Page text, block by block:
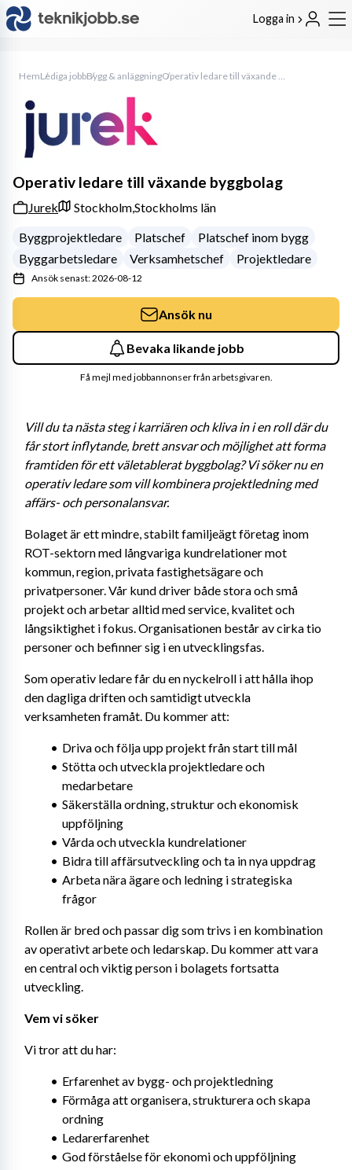
Logga in
HemLediga jobbBygg & anläggning Operativ ledare till växande byggbolag
Vill du ta nästa steg i karriären och kliva in i en roll där du
får stort inflytande, brett ansvar och möjlighet att forma
framtiden för ett väletablerat byggbolag? Vi söker nu en
operativ ledare som vill kombinera projektledning med
affärs- och personalansvar.
Bolaget är ett mindre, stabilt familjeägt företag inom
ROT-sektorn med långvariga kundrelationer mot
kommun, region, privata fastighetsägare och
privatpersoner. Vår kund driver både stora och små
projekt och arbetar alltid med service, kvalitet och
långsiktighet i fokus. Organisationen består av cirka tio
personer och befinner sig i en utvecklingsfas.
Som operativ ledare får du en nyckelroll i att hålla ihop
den dagliga driften och samtidigt utveckla
verksamheten framåt. Du kommer att:
Driva och följa upp projekt från start till mål
Stötta och utveckla projektledare och
medarbetare
Säkerställa ordning, struktur och ekonomisk
uppföljning
Vårda och utveckla kundrelationer
Bidra till affärsutveckling och ta in nya uppdrag
Arbeta nära ägare och ledning i strategiska
frågor
Rollen är bred och passar dig som trivs i en kombination
av operativt arbete och ledarskap. Du kommer att vara
en central och viktig person i bolagets fortsatta
utveckling.
Vem vi söker
Vi tror att du har:
Erfarenhet av bygg- och projektledning
Förmåga att organisera, strukturera och skapa
ordning
Ledarerfarenhet
God förståelse för ekonomi och uppföljning
Operativ ledare till växande byggbolag
Jurek Stockholm,Stockholms län
Byggprojektledare
Platschef
Platschef inom bygg
Byggarbetsledare
Verksamhetschef Projektledare
Ansök senast: 2026-08-12
Ansök nu
Bevaka likande jobb
Få mejl med jobbannonser från arbetsgivaren.